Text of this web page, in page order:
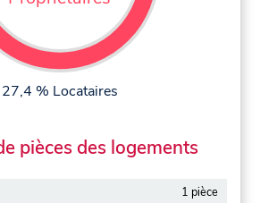
27,4 % Locataires
pièces des logements
1 pièce